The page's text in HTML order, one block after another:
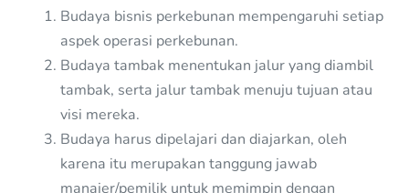
Budaya bisnis perkebunan mempengaruhi setiap
aspek operasi perkebunan.
Budaya tambak menentukan jalur yang diambil
tambak, serta jalur tambak menuju tujuan atau
visi mereka.
Budaya harus dipelajari dan diajarkan, oleh
karena itu merupakan tanggung jawab
manajer/pemilik untuk memimpin dengan